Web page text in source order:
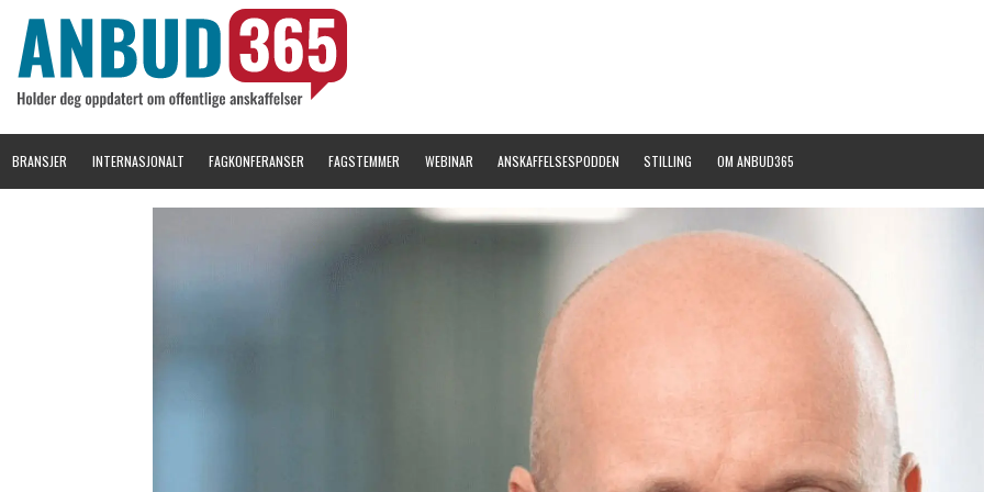
BRANSJER INTERNASJONALT FAGKONFERANSER FAGSTEMMER WEBINAR ANSKAFFELSESPODDEN STILLING OM ANBUD365